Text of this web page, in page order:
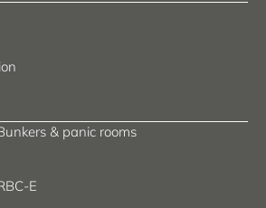
& panic rooms
E